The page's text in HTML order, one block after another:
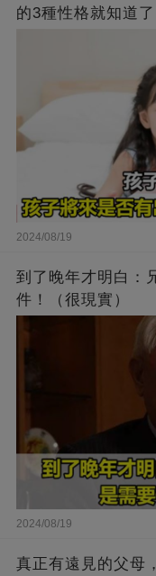
的3種性格就知道了
2024/08/19
到了晚年才明白：
件！（很現實）
2024/08/19
真正有遠見的父母